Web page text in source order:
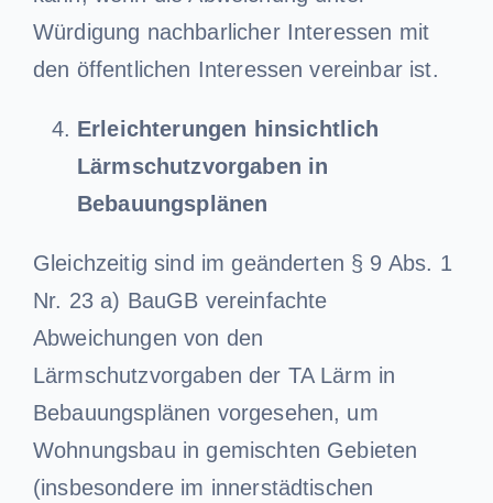
Würdigung nachbarlicher Interessen mit
den öffentlichen Interessen vereinbar ist.
Erleichterungen hinsichtlich
Lärmschutzvorgaben in
Bebauungsplänen
Gleichzeitig sind im geänderten § 9 Abs. 1
Nr. 23 a) BauGB vereinfachte
Abweichungen von den
Lärmschutzvorgaben der TA Lärm in
Bebauungsplänen vorgesehen, um
Wohnungsbau in gemischten Gebieten
(insbesondere im innerstädtischen